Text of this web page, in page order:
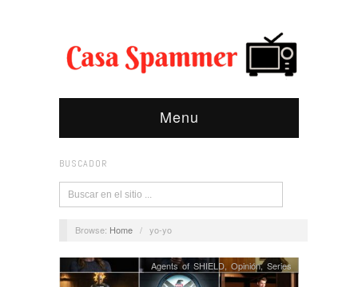
Menu
BUSCADOR
Browse: Home / yo-yo
Agents of SHIELD,Opinión,Series